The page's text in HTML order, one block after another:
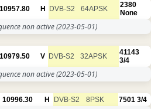
10957.80 H DVB-S2 64APSK
2380
None
non active(2023-05-01)
10979.50 V DVB-S2 32APSK
41143
3/4
non active(2023-05-01)
10996.30 H DVB-S2 8PSK 7501 3/4